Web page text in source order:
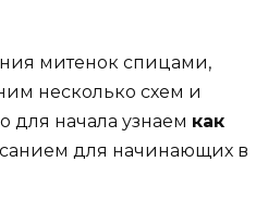
митенок спицами,
несколько схем и
для начала узнаем как
для начинающих в